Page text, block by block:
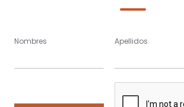
Nombres Apellidos